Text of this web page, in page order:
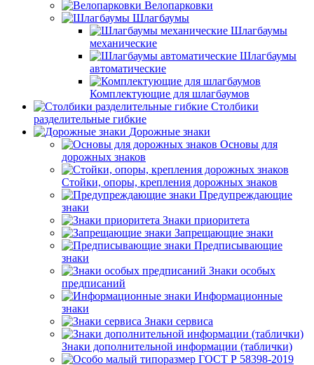
Велопарковки
Шлагбаумы
Шлагбаумы
механические
Шлагбаумы
автоматические
Комплектующие для шлагбаумов
Столбики
разделительные гибкие
Дорожные знаки
Основы для
дорожных знаков
Стойки, опоры, крепления дорожных знаков
Предупреждающие
знаки
Знаки приоритета
Запрещающие знаки
Предписывающие
знаки
Знаки особых
предписаний
Информационные
знаки
Знаки сервиса
Знаки дополнительной информации (таблички)